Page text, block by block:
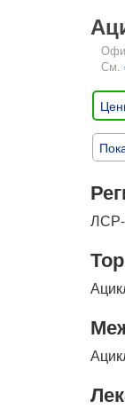
См.
ЛСР-